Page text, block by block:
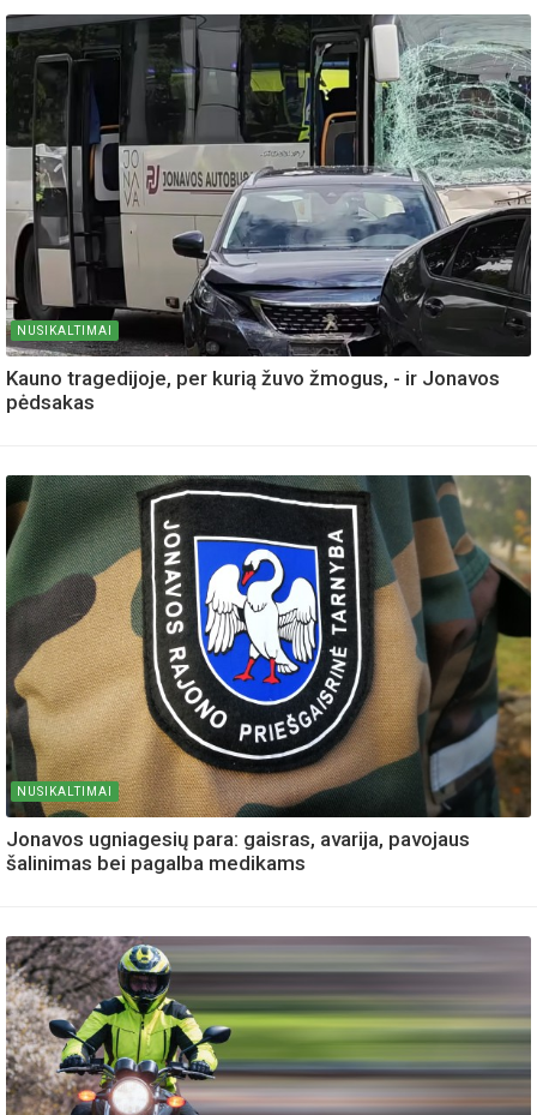
NUSIKALTIMAI
Kauno tragedijoje, per kurią žuvo žmogus, - ir Jonavos
pėdsakas
NUSIKALTIMAI
Jonavos ugniagesių para: gaisras, avarija, pavojaus
šalinimas bei pagalba medikams